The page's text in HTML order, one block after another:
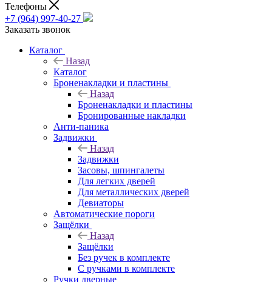
Телефоны
+7 (964) 997-40-27
Заказать звонок
Каталог
Назад
Каталог
Броненакладки и пластины
Назад
Броненакладки и пластины
Бронированные накладки
Анти-паника
Задвижки
Назад
Задвижки
Засовы, шпингалеты
Для легких дверей
Для металлических дверей
Девиаторы
Автоматические пороги
Защёлки
Назад
Защёлки
Без ручек в комплекте
С ручками в комплекте
Ручки дверные